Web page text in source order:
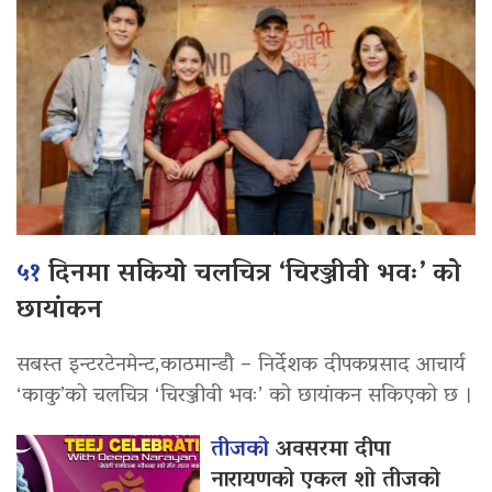
५१दिनमा सकियो चलचित्र ‘चिरञ्जीवी भवः’ को
छायांकन
सबस्त इन्टरटेनमेन्ट,काठमान्डौ – निर्देशक दीपकप्रसाद आचार्य
‘काकु’को चलचित्र ‘चिरञ्जीवी भवः’ को छायांकन सकिएको छ ।
तीजकोअवसरमा दीपा
नारायणको एकल शो तीजको